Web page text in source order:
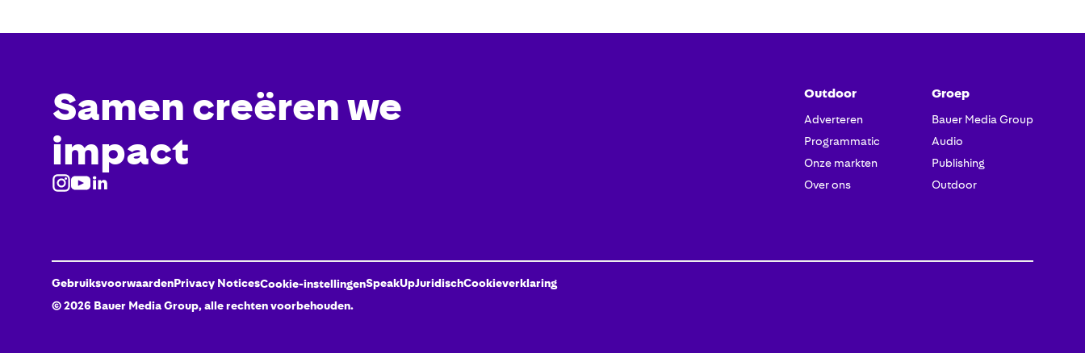
Samen creëren we
impact
Outdoor
Adverteren
Programmatic
Onze markten
Over ons
Groep
Bauer Media Group
Audio
Publishing
Outdoor
GebruiksvoorwaardenPrivacy NoticesCookie-instellingenSpeakUpJuridischCookieverklaring
©2026 Bauer Media Group, alle rechten voorbehouden.